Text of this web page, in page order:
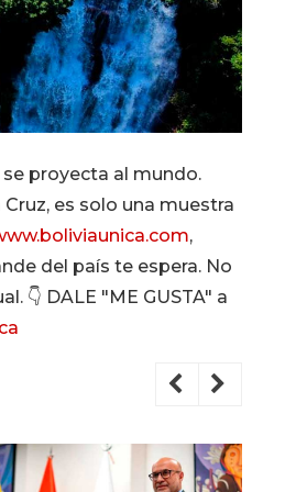
proyecta al mundo.
es solo una muestra
,
del país te espera. No
👇 DALE "ME GUSTA" a